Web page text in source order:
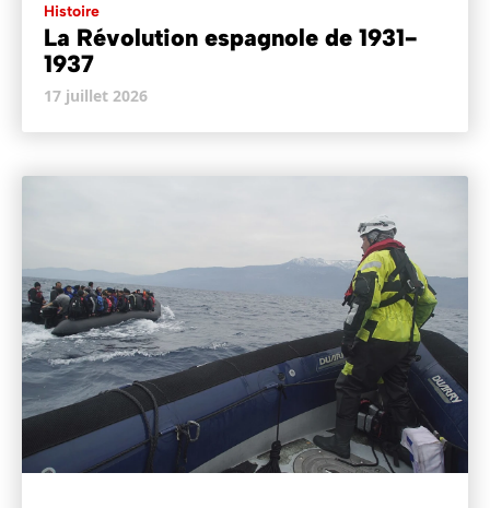
Histoire
La Révolution espagnole de 1931-
1937
17 juillet 2026